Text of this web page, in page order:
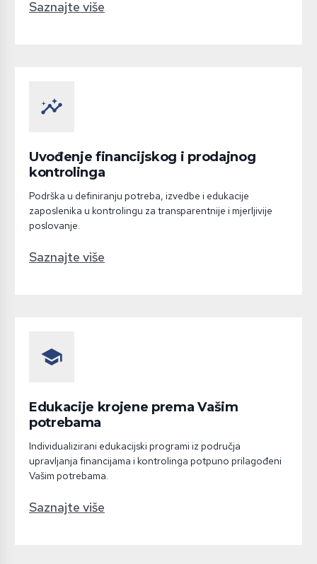
Saznajte više
insights
Uvođenje financijskog i prodajnog
kontrolinga
Podrška u definiranju potreba, izvedbe i edukacije
zaposlenika u kontrolingu za transparentnije i mjerljivije
poslovanje.
Saznajte više
school
Edukacije krojene prema Vašim
potrebama
Individualizirani edukacijski programi iz područja
upravljanja financijama i kontrolinga potpuno prilagođeni
Vašim potrebama.
Saznajte više